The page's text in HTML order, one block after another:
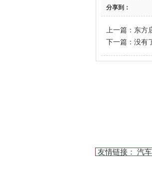
分享到：
上一篇： 东方
下一篇：没有
友情链接： 汽